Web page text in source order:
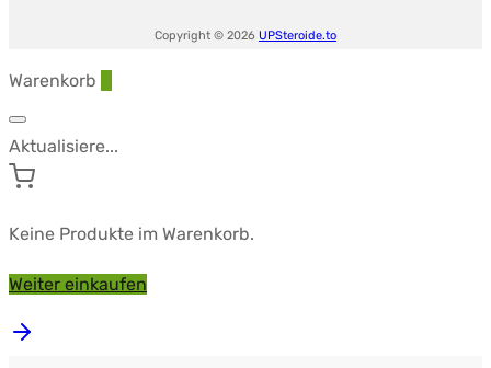
Copyright © 2026 UPSteroide.to
Warenkorb
Aktualisiere...
Keine Produkte im Warenkorb.
Weiter einkaufen